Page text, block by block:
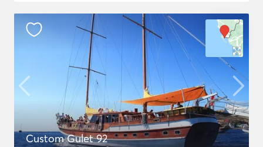
Custom Gulet 92